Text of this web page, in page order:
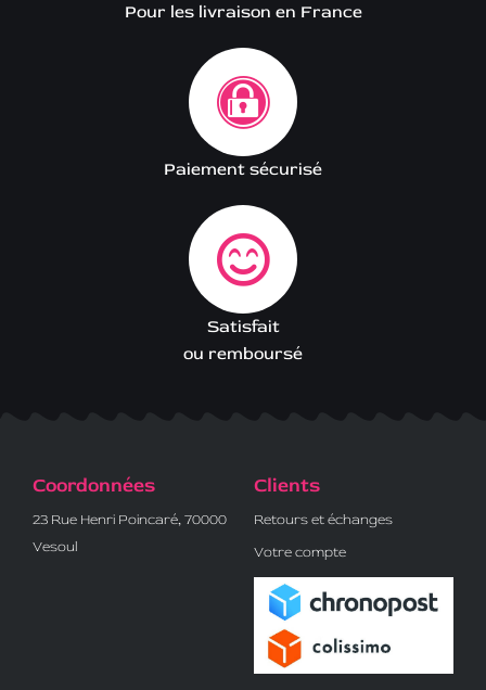
Pour les livraison en France
Paiement sécurisé
Satisfait
ou remboursé
Coordonnées
23 Rue Henri Poincaré, 70000
Vesoul
Clients
Retours et échanges
Votre compte